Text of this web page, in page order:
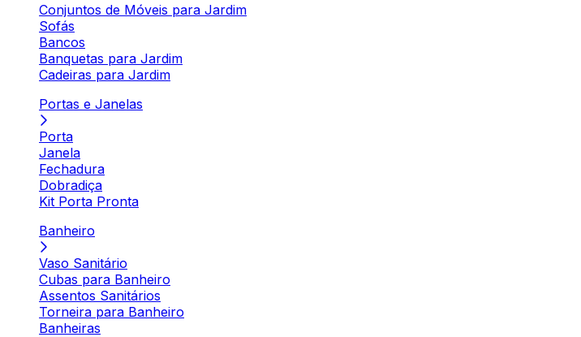
Conjuntos de Móveis para Jardim
Sofás
Bancos
Banquetas para Jardim
Cadeiras para Jardim
Portas e Janelas
Porta
Janela
Fechadura
Dobradiça
Kit Porta Pronta
Banheiro
Vaso Sanitário
Cubas para Banheiro
Assentos Sanitários
Torneira para Banheiro
Banheiras